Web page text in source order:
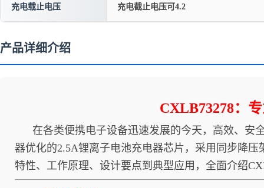
充电载止电压 充电截止电压可4.2
产品详细介绍
CXLB73278：
在各类便携电子设备迅速发展的今天，高效、安
器优化的2.5A锂离子电池充电器芯片，采用同步降
特性、工作原理、设计要点到典型应用，全面介绍